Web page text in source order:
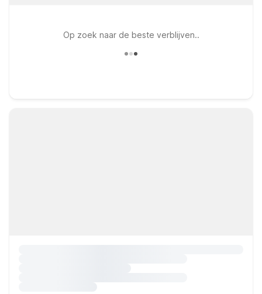
Op zoek naar de beste verblijven..